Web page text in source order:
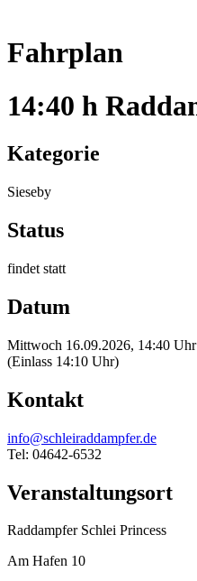
Fahrplan
14:40 h
Kategorie
Sieseby
Status
findet statt
Datum
Mittwoch 16.09.2026, 14:40
(Einlass 14:10 Uhr)
Kontakt
info@schleiraddampfer.de
Tel: 04642-6532
Veranstaltungsort
Raddampfer Schlei Princess
Am Hafen 10